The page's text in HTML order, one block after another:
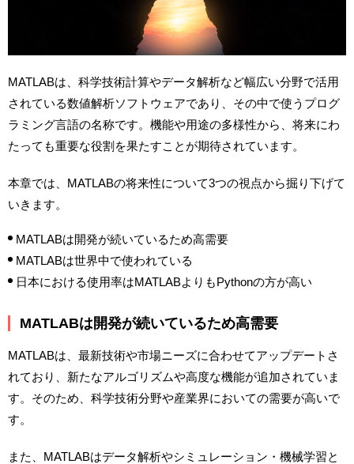
MATLABは、科学技術計算やデータ解析など幅広い分野で活用
されている数値解析ソフトウェアであり、その中で使うプログ
ラミング言語の名称です。機能や用途の多様性から、将来にわ
たっても重要な役割を果たすことが期待されています。
本章では、MATLABの将来性について3つの視点から掘り下げて
いきます。
MATLABは開発が続いているため高需要
MATLABは世界中で使われている
日本における使用率はMATLABよりもPythonの方が高い
MATLABは開発が続いているため高需要
MATLABは、最新技術や市場ニーズに合わせてアップデートさ
れており、新たなアルゴリズムや高度な機能が追加されていま
す。そのため、科学技術分野や産業界においての需要が高いで
す。
また、MATLABはデータ解析やシミュレーション・機械学習と